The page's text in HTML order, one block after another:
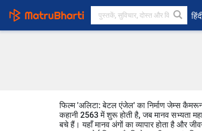
फिल्म 'अलिटा: बेटल एंजेल' का निर्माण जेम्स
कहानी 2563 में शुरू होती है, जब मानव सभ्यता
बचे हैं। यहाँ मानव अंगों का व्यापार होता है और